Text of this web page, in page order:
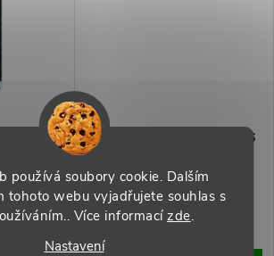
používá soubory cookie. Dalším
tohoto webu vyjadřujete souhlas s
Více informacízde.
Nastavení
iPhone 6
Náhradní displej pro iPhone 6
Plus bílý TM
599 Kč
Na Objednávku (dodání 1-3
týdny)